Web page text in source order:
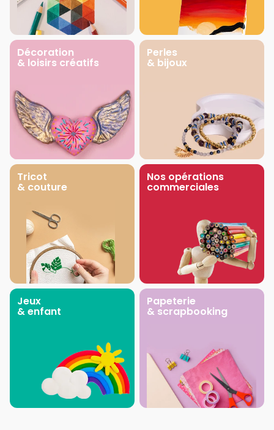
Décoration
& loisirs créatifs
Perles
& bijoux
Tricot
& couture
Nos opérations
commerciales
Jeux
& enfant
Papeterie
& scrapbooking